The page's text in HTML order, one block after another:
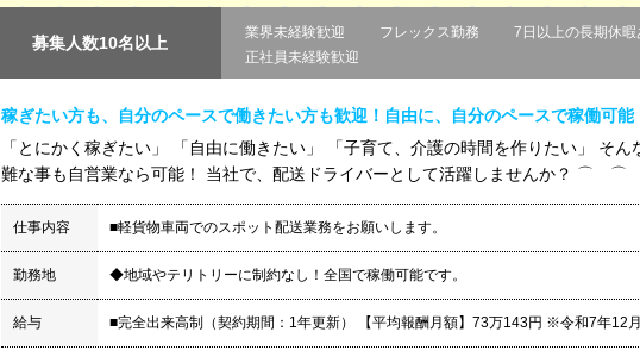
募集人数10名以上
業界未経験歓迎 フレックス勤務 7日以上の長期休暇
正社員未経験歓迎
稼ぎたい方も、自分のペースで働きたい方も歓迎！自由に、自分のペースで稼働可能
「とにかく稼ぎたい」 「自由に働きたい」 「子育て、介護の時間を作りたい」 そん
難な事も自営業なら可能！ 当社で、配送ドライバーとして活躍しません
仕事内容 ■軽貨物車両でのスポット配送業務をお願いします。
勤務地 ◆地域やテリトリーに制約なし！全国で稼働可能です。
給与 ■完全出来高制（契約期間：1年更新） 【平均報酬月額】73万143円 ※令和7年12